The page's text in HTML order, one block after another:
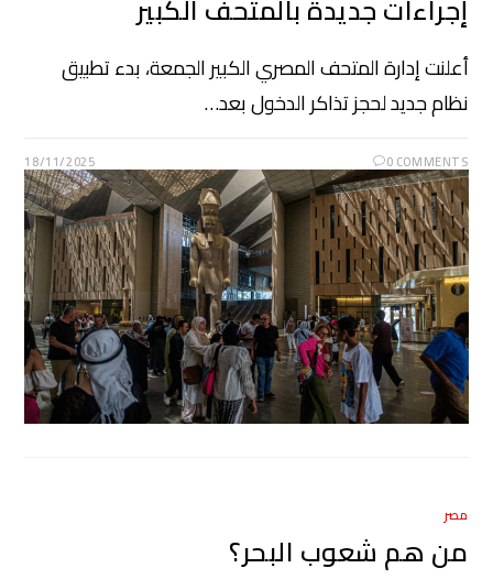
إجراءات جديدة بالمتحف الكبير
أعلنت إدارة المتحف المصري الكبير الجمعة، بدء تطبيق
نظام جديد لحجز تذاكر الدخول بعد…
0 COMMENTS
18/11/2025
مصر
من هم شعوب البحر؟